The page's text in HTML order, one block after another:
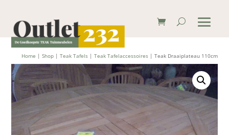
Home | Shop| Teak Tafels| Teak Tafelaccessoires| Teak Draaiplateau 110cm